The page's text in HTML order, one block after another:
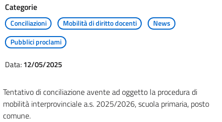
Categorie
Conciliazioni Mobilità di diritto docenti
News
Pubblici proclami
Data:12/05/2025
Tentativo di conciliazione avente ad oggetto la procedura di
mobilità interprovinciale a.s. 2025/2026, scuola primaria, posto
comune.